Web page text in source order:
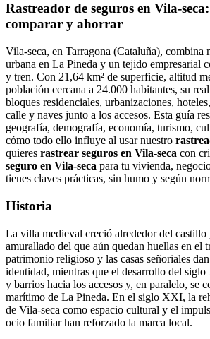
Rastreador de seguros en Vila-
comparar y ahorrar
Vila-seca, en Tarragona (Cataluña), combina
urbana en La Pineda y un tejido empresarial
y tren. Con 21,64 km² de superficie, altitud
población cercana a 24.000 habitantes, su
bloques residenciales, urbanizaciones,
calle y naves junto a los accesos. Esta guía
geografía, demografía, economía, turismo,
cómo todo ello influye al usar nuestro
quieres rastrear seguros en Vila-seca con
seguro en Vila-seca para tu vivienda,
tienes claves prácticas, sin humo y según
Historia
La villa medieval creció alrededor del castillo
amurallado del que aún quedan huellas en el
patrimonio religioso y las casas señoriales
identidad, mientras que el desarrollo del
y barrios hacia los accesos y, en paralelo, se
marítimo de La Pineda. En el siglo XXI, la
de Vila-seca como espacio cultural y el
ocio familiar han reforzado la marca local.